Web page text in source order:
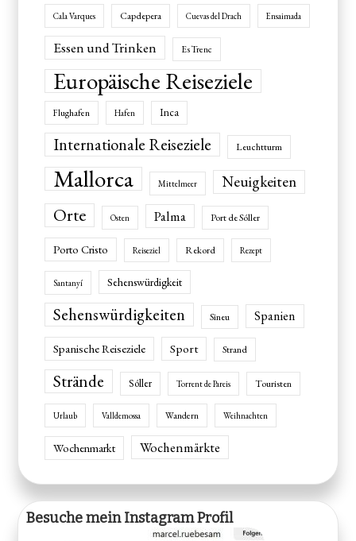
Cala Varques Capdepera Cuevas del Drach Ensaimada
Essen und Trinken Es Trenc
Europäische Reiseziele
Flughafen Hafen Inca
Internationale Reiseziele Leuchtturm
Mallorca Mittelmeer Neuigkeiten
Orte Osten Palma Port de Sóller
Porto Cristo Reiseziel Rekord Rezept
Santanyí Sehenswürdigkeit
Sehenswürdigkeiten Sineu Spanien
Spanische Reiseziele Sport Strand
Strände Sóller Torrent de Pareis Touristen
Urlaub Valldemossa Wandern Weihnachten
Wochenmarkt Wochenmärkte
Besuche mein Instagram Profil